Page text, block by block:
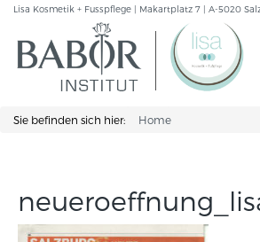
Lisa Kosmetik + Fusspflege | Makartplatz 7 | A-5020
Sie befinden sich hier: Home